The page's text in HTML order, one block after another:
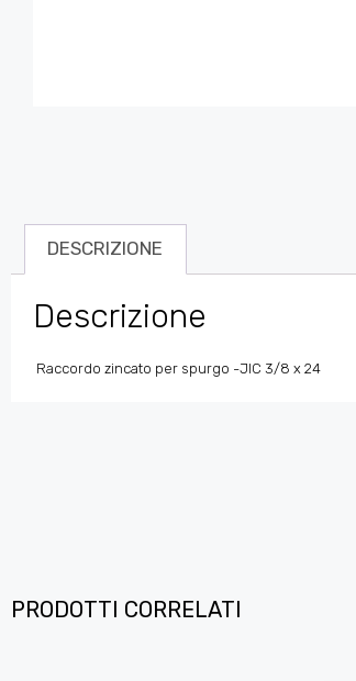
DESCRIZIONE
Descrizione
Raccordo zincato per spurgo -JIC 3/8 x 24
PRODOTTI CORRELATI